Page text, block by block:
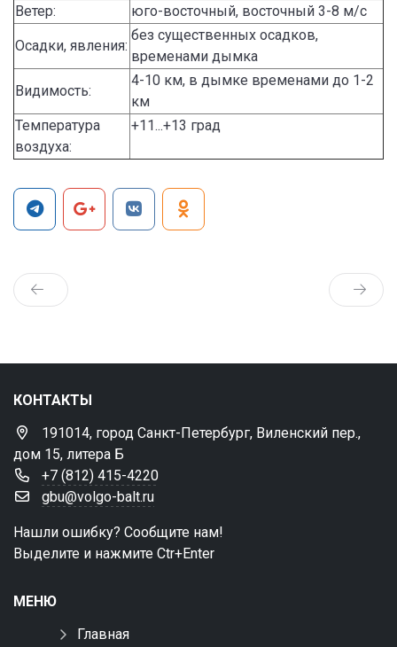
Ветер: юго-восточный, восточный 3-8 м/с
Осадки, явления:
без существенных осадков,
временами дымка
Видимость:
4-10 км, в дымке временами до 1-2
км
Температура
воздуха:
+11...+13 град
КОНТАКТЫ
191014, город Санкт-Петербург, Виленский пер.,
дом 15, литера Б
+7 (812) 415-4220
gbu@volgo-balt.ru
Нашли ошибку? Сообщите нам!
Выделите и нажмите Ctr+Enter
МЕНЮ
Главная